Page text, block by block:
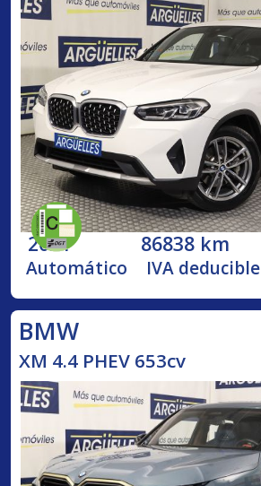
2021 86838 km
Automático IVA deducible
BMW
XM 4.4 PHEV 653cv